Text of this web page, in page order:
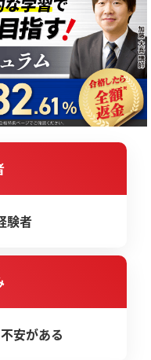
験者
安がある